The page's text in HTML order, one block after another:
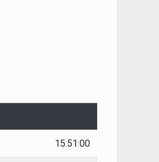
15:51:00